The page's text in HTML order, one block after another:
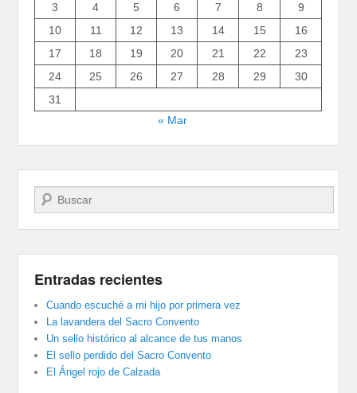
3
4 5 6 7 8
9
10
11 12 13 14 15
16
17
18 19 20 21 22
23
24
25 26 27 28 29
30
31
« Mar
Buscar
Entradas recientes
Cuando escuché a mi hijo por primera vez
La lavandera del Sacro Convento
Un sello histórico al alcance de tus manos
El sello perdido del Sacro Convento
El Ángel rojo de Calzada